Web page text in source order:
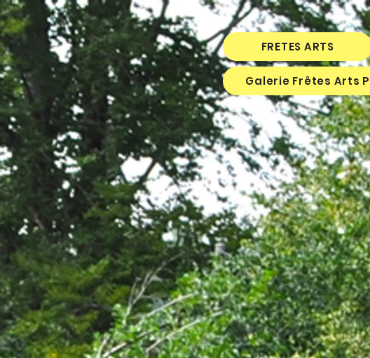
FRETES ARTS
Galerie Frêtes Arts